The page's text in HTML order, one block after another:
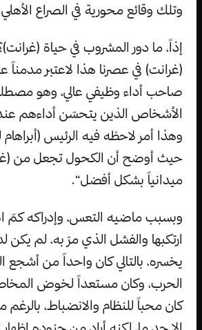
وتلك وقائع محورية في الصراع
إذاً، ما دور المشروب في حياة
(غرانت) في عصرنا هذا لاعتبر مدمناً
صاحب أداء وظيفي عالي، وهو
الأشخاص الذين يتحسّن أداءهم
وهذا أمر لاحظه فيه الرئيس (أبراهام
حيث أوضح أن الكحول تجعل من
ميدانياً بشكل أفضل“.
وبسبب ماضيه التعس، وإدراكه كمّ
ارتكبها والفشل الذي مرّ به، لم يكن
يخسره، بالتالي كان واحداً من أشجع
الحرب، وكان مستعداً لخوض
كان محباً للنظام والانضباط،